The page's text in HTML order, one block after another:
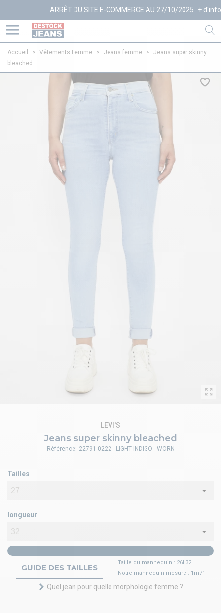
ARRÊT DU SITE E-COMMERCE AU 27/10/2025 + d'infos
Accueil > Vêtements Femme > Jeans femme >
Jeans super skinny
bleached
Jeans super skinny bleached
LEVI'S
Tailles
longueur
GUIDE DES TAILLES
Taille du mannequin : 26L32
Notre mannequin mesure : 1m71
Quel jean pour quelle morphologie femme ?
Référence: 22791-0222 - LIGHT INDIGO - WORN